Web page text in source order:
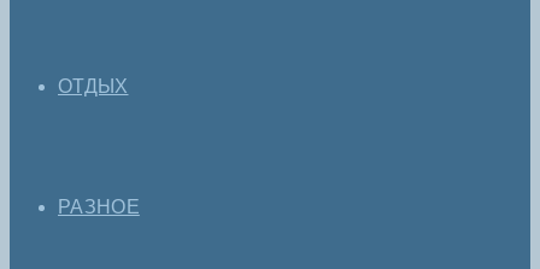
ОТДЫХ
РАЗНОЕ